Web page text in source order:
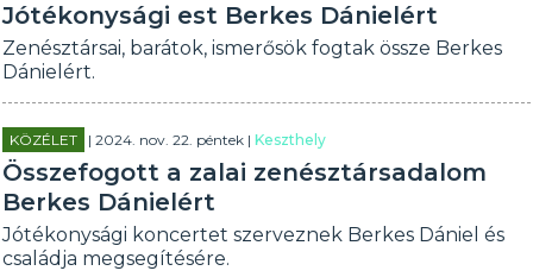
Jótékonysági est Berkes Dánielért
Zenésztársai, barátok, ismerősök fogtak össze Berkes
Dánielért.
KÖZÉLET | 2024. nov. 22. péntek |Keszthely
Összefogott a zalai zenésztársadalom
Berkes Dánielért
Jótékonysági koncertet szerveznek Berkes Dániel és
családja megsegítésére.